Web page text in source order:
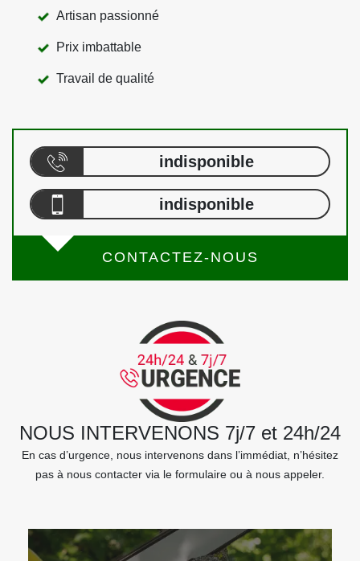
Artisan passionné
Prix imbattable
Travail de qualité
indisponible
indisponible
CONTACTEZ-NOUS
NOUS INTERVENONS 7j/7 et 24h/24
En cas d’urgence, nous intervenons dans l’immédiat, n’hésitez
pas à nous contacter via le formulaire ou à nous appeler.